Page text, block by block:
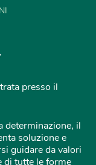
presso il
determinazione, il
soluzione e
guidare da valori
di tutte le forme